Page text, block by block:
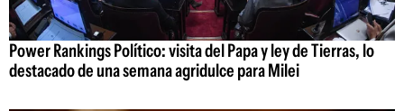
Power Rankings Político: visita del Papa y ley de Tierras, lo
destacado de una semana agridulce para Milei